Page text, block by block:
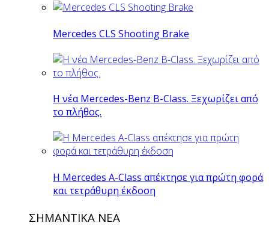
Mercedes CLS Shooting Brake
Η νέα Mercedes-Benz B-Class. Ξεχωρίζει από
το πλήθος.
H Mercedes Α-Class απέκτησε για πρώτη φορά
και τετράθυρη έκδοση
ΣΗΜΑΝΤΙΚΑ ΝΕΑ